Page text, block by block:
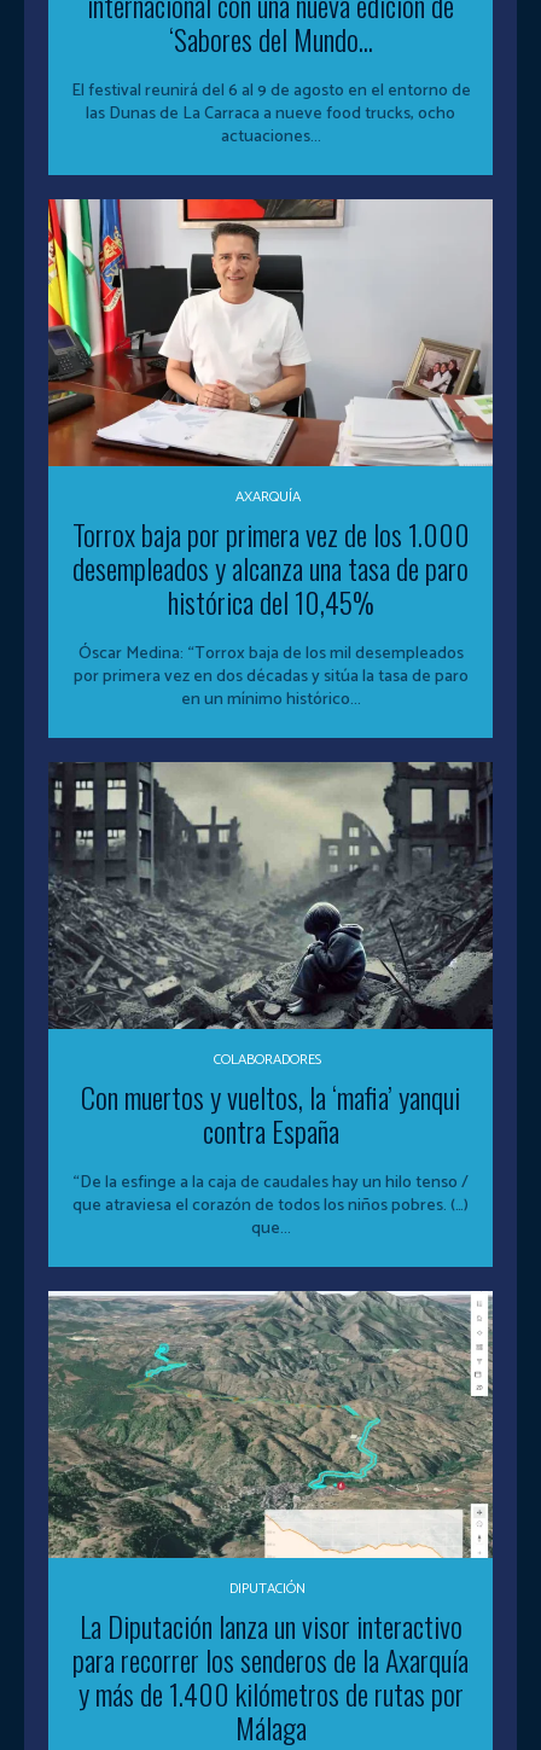
‘Sabores del Mundo...
El festival reunirá del 6 al 9 de agosto en el entorno de
las Dunas de La Carraca a nueve food trucks, ocho
actuaciones...
AXARQUÍA
Torrox baja por primera vez de los 1.000
desempleados y alcanza una tasa de paro
histórica del 10,45%
Óscar Medina: “Torrox baja de los mil desempleados
por primera vez en dos décadas y sitúa la tasa de paro
en un mínimo histórico...
COLABORADORES
Con muertos y vueltos, la ‘mafia’ yanqui
contra España
“De la esfinge a la caja de caudales hay un hilo tenso /
que atraviesa el corazón de todos los niños pobres. (…)
que...
DIPUTACIÓN
La Diputación lanza un visor interactivo
para recorrer los senderos de la Axarquía
y más de 1.400 kilómetros de rutas por
Málaga